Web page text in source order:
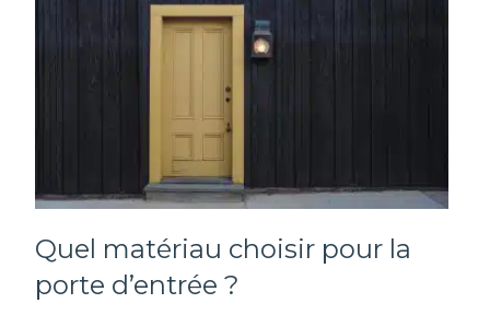
Quel matériau choisir pour la
porte d’entrée ?